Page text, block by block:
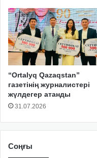
“Ortalyq Qazaqstan”
газетінің журналистері
жүлдегер атанды
31.07.2026
Соңғы